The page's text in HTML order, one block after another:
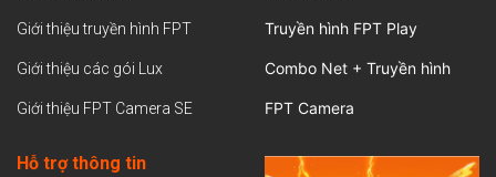
Giới thiệu truyền hình FPT
Giới thiệu các gói Lux
Giới thiệu FPT Camera SE
Truyền hình FPT Play
Combo Net + Truyền hình
FPT Camera
Hỗ trợ thông tin